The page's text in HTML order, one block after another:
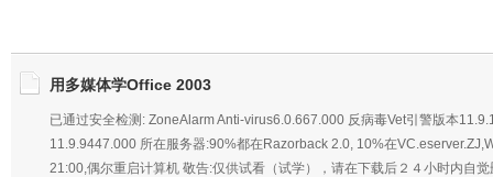
用多媒体学Office 2003
已通过安全检测: ZoneAlarm Anti-virus6.0.667.000 反病毒Vet引警版本
11.9.9447.000 所在服务器:90%都在Razorback 2.0, 10%在
21:00,偶尔重启计算机 敬告:仅供试看（试学），请在下载后２４小时内自